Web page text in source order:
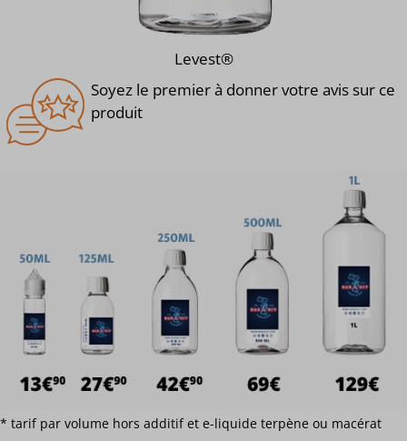
* tarif par volume hors additif et e-liquide terpène ou macérat
Levest®
Soyez le premier à donner votre avis sur ce
produit